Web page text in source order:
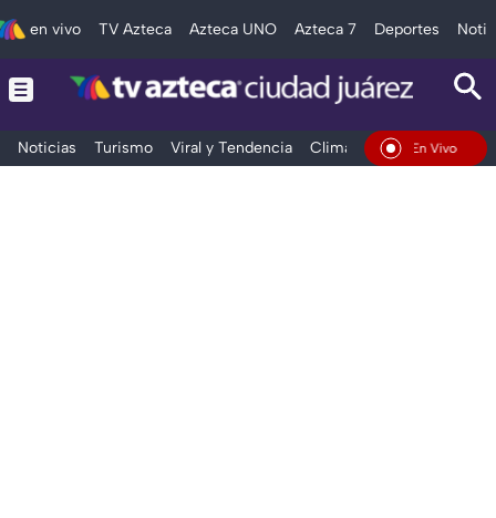
en vivo TV Azteca Azteca UNO Azteca 7 Deportes
Noticias Turismo Viral y Tendencia Clima Deportes
En Vivo